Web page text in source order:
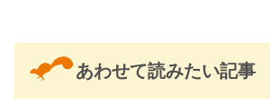
あわせて読みたい記事